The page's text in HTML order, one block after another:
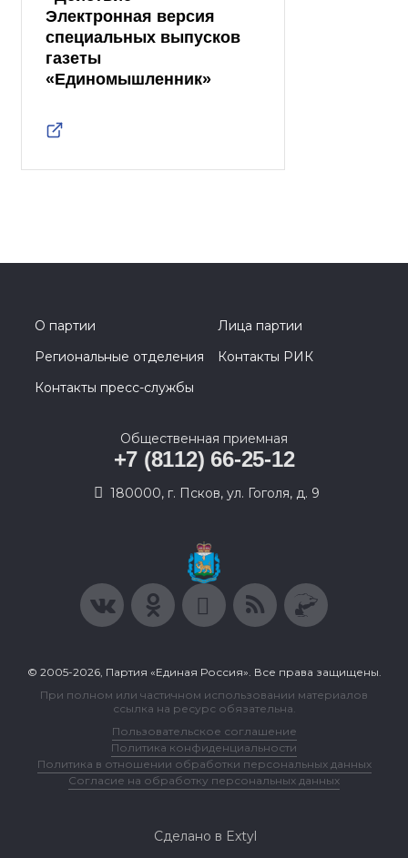
Электронная версия
специальных выпусков
газеты
«Единомышленник»
О партии
Лица партии
Региональные отделения
Контакты РИК
Контакты пресс-службы
Общественная приемная
+7 (8112) 66-25-12
180000, г. Псков, ул. Гоголя, д. 9
© 2005-2026, Партия «Единая Россия». Все права защищены.
При полном или частичном использовании материалов
ссылка на ресурс обязательна.
Пользовательское соглашение
Политика конфиденциальности
Политика в отношении обработки персональных данных
Согласие на обработку персональных данных
Сделано в Extyl